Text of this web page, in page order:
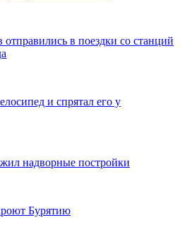
в поездки со станций
и спрятал его у
надворные постройки
Бурятию